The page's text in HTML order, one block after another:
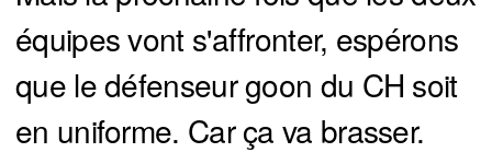
équipes vont s'affronter, espérons
que le défenseur goon du CH soit
en uniforme. Car ça va brasser.